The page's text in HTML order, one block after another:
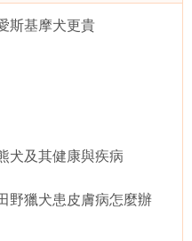
斯基摩犬更貴
犬及其健康與疾病
野獵犬患皮膚病怎麼辦